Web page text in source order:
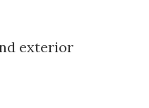
exterior